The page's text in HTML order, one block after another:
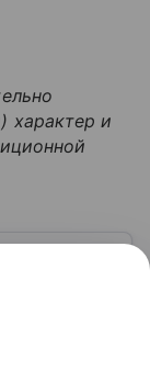
характер и